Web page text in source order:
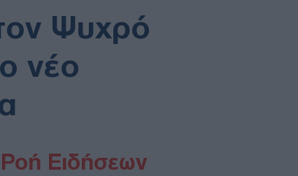
ΤΕΧΝΟΛΟΓΙΑΨυχρό
νέο
Ροή Ειδήσεων